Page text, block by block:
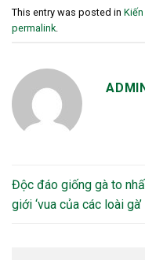
This entry was posted in
permalink
Độc đáo giống gà to
giới ‘vua của các loài gà’